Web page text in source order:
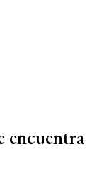
encuentra